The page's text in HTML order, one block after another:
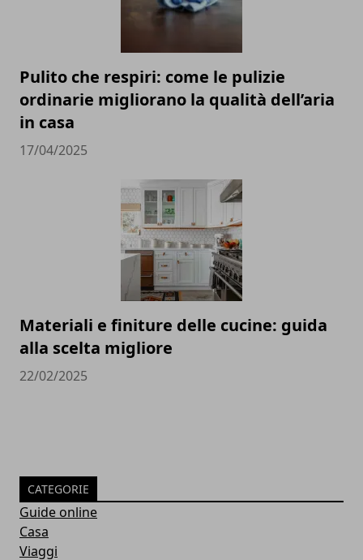
Pulito che respiri: come le pulizie
ordinarie migliorano la qualità dell’aria
in casa
17/04/2025
Materiali e finiture delle cucine: guida
alla scelta migliore
22/02/2025
CATEGORIE
Guide online
Casa
Viaggi